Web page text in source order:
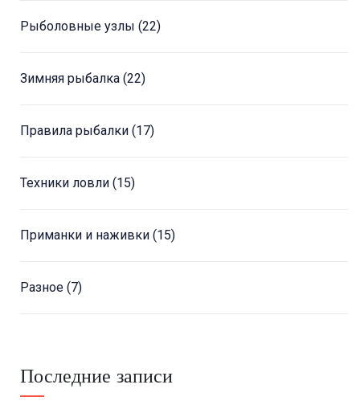
Рыболовные узлы (22)
Зимняя рыбалка (22)
Правила рыбалки (17)
Техники ловли (15)
Приманки и наживки (15)
Разное (7)
Последние записи